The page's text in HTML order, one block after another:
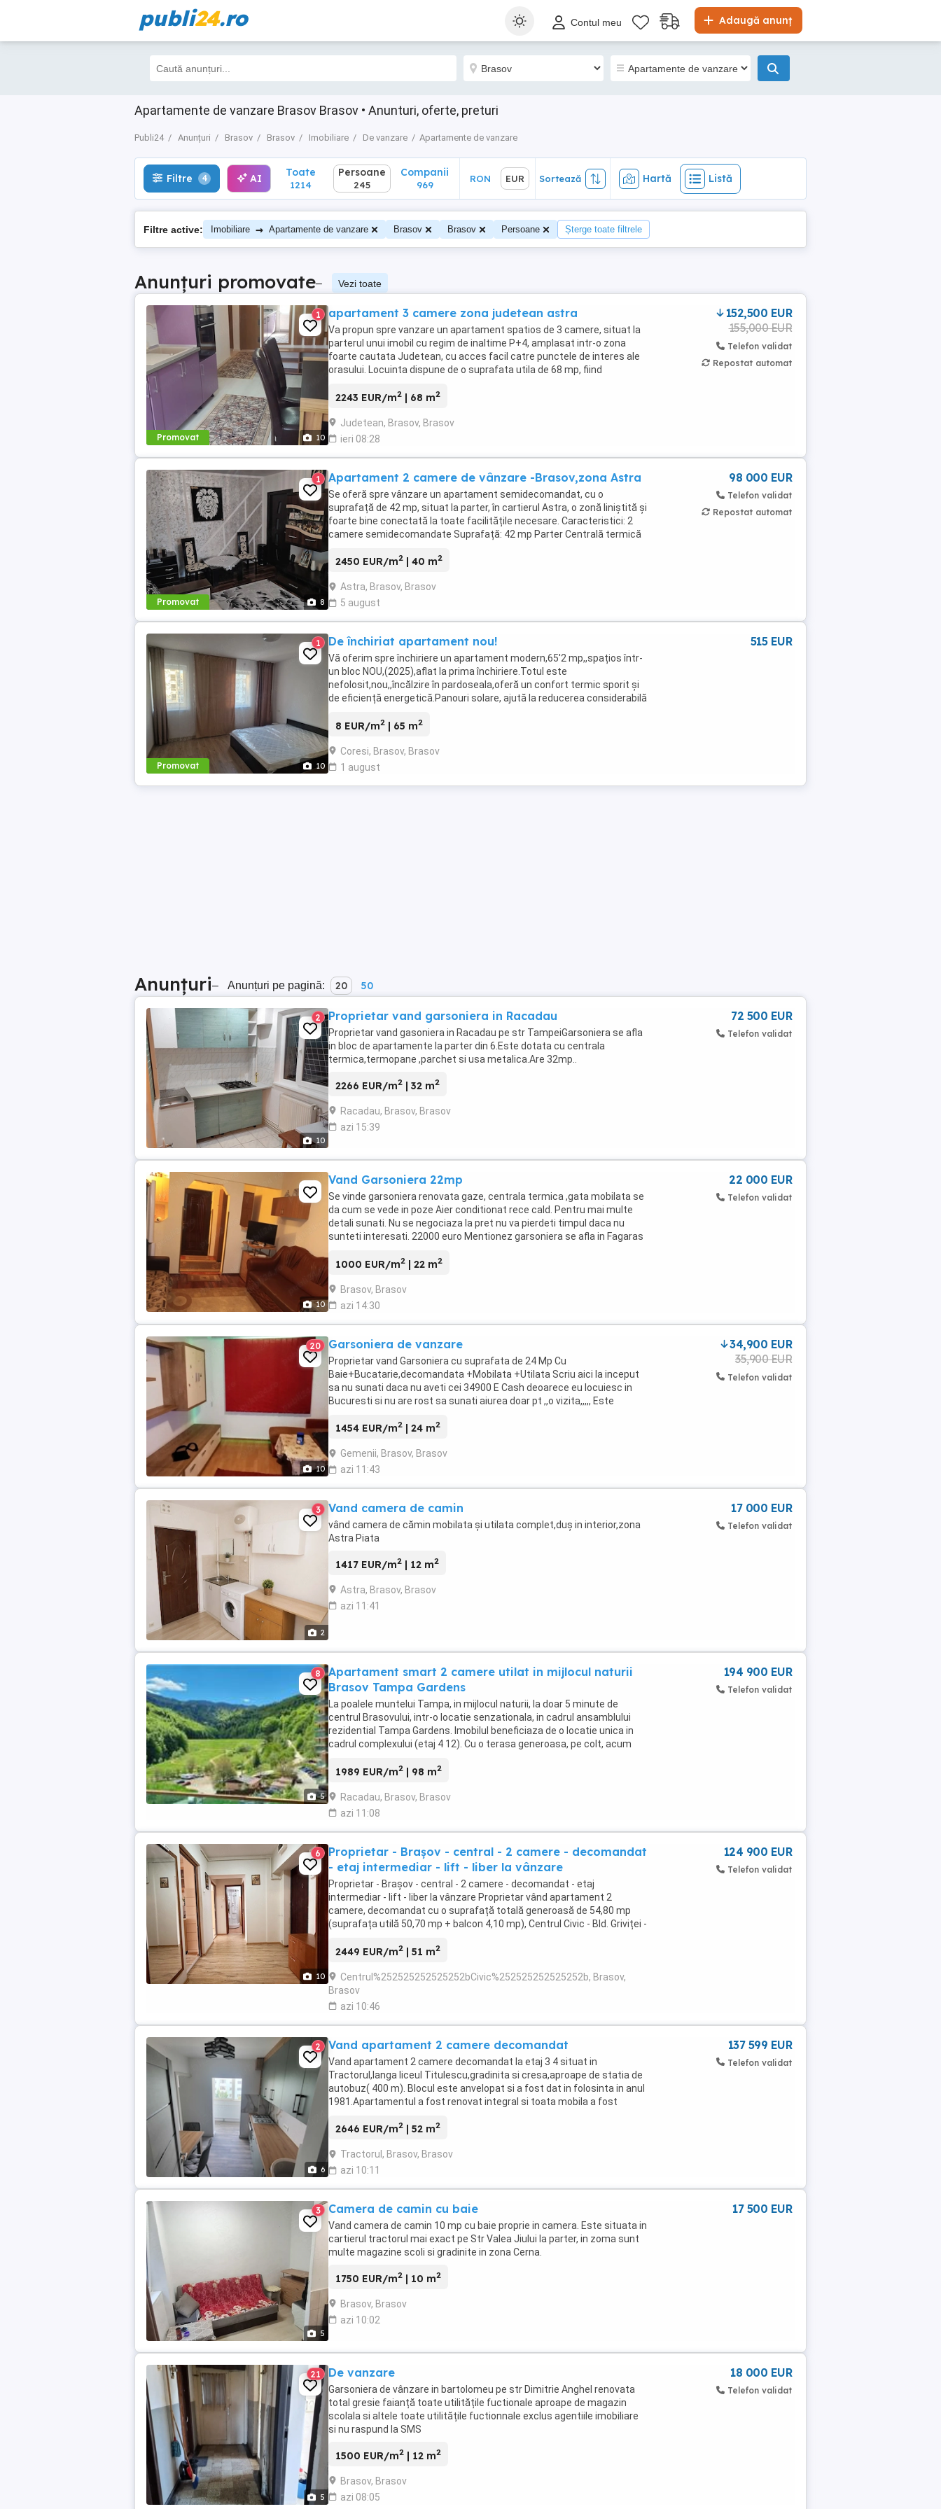
publi24.ro Adaugă anunț
Contul meu
Apartamente de vanzare Brasov Brasov • Anunturi, oferte, preturi
Publi24 Anunțuri Brasov Brasov Imobiliare De vanzare Apartamente de vanzare
Filtre 4 AI EUR Sortează Hartă Listă
Filtre 4 AI Toate
1214
Persoane
245
Companii
969
RON EUR Sortează Hartă Listă
Filtre active: Imobiliare → Apartamente de vanzare Brasov Brasov Persoane Șterge toate filtrele
Anunțuri promovate– Vezi toate
Promovat 10
1 apartament 3 camere zona judetean astra
Va propun spre vanzare un apartament spatios de 3 camere, situat la
parterul unui imobil cu regim de inaltime P+4, amplasat intr-o zona
foarte cautata Judetean, cu acces facil catre punctele de interes ale
orasului. Locuinta dispune de o suprafata utila de 68 mp, fiind
2243 EUR/m2 | 68 m2
Judetean, Brasov, Brasov
ieri 08:28
152,500 EUR
155,000 EUR
Telefon validat
Repostat automat
Promovat 8
1 Apartament 2 camere de vânzare -Brasov,zona Astra
Se oferă spre vânzare un apartament semidecomandat, cu o
suprafață de 42 mp, situat la parter, în cartierul Astra, o zonă liniștită și
foarte bine conectată la toate facilitățile necesare. Caracteristici: 2
camere semidecomandate Suprafață: 42 mp Parter Centrală termică
2450 EUR/m2 | 40 m2
Astra, Brasov, Brasov
5 august
98 000 EUR
Telefon validat
Repostat automat
Promovat 10
1 De închiriat apartament nou!
Vă oferim spre închiriere un apartament modern,65'2 mp,,spațios într-
un bloc NOU,(2025),aflat la prima închiriere.Totul este
nefolosit,nou,,încălzire în pardoseala,oferă un confort termic sporit și
de eficiență energetică.Panouri solare, ajută la reducerea considerabilă
8 EUR/m2 | 65 m2
Coresi, Brasov, Brasov
1 august
515 EUR
Anunțuri– Anunțuri pe pagină: 20 50
10
2 Proprietar vand garsoniera in Racadau
Proprietar vand gasoniera in Racadau pe str TampeiGarsoniera se afla
in bloc de apartamente la parter din 6.Este dotata cu centrala
termica,termopane ,parchet si usa metalica.Are 32mp..
2266 EUR/m2 | 32 m2
Racadau, Brasov, Brasov
azi 15:39
72 500 EUR
Telefon validat
10
Vand Garsoniera 22mp
Se vinde garsoniera renovata gaze, centrala termica ,gata mobilata se
da cum se vede in poze Aier conditionat rece cald. Pentru mai multe
detali sunati. Nu se negociaza la pret nu va pierdeti timpul daca nu
sunteti interesati. 22000 euro Mentionez garsoniera se afla in Fagaras
1000 EUR/m2 | 22 m2
Brasov, Brasov
azi 14:30
22 000 EUR
Telefon validat
10
20 Garsoniera de vanzare
Proprietar vand Garsoniera cu suprafata de 24 Mp Cu
Baie+Bucatarie,decomandata +Mobilata +Utilata Scriu aici la inceput
sa nu sunati daca nu aveti cei 34900 E Cash deoarece eu locuiesc in
Bucuresti si nu are rost sa sunati aiurea doar pt ,,o vizita,,,,, Este
1454 EUR/m2 | 24 m2
Gemenii, Brasov, Brasov
azi 11:43
34,900 EUR
35,900 EUR
Telefon validat
2
3 Vand camera de camin
vând camera de cămin mobilata și utilata complet,duș in interior,zona
Astra Piata
1417 EUR/m2 | 12 m2
Astra, Brasov, Brasov
azi 11:41
17 000 EUR
Telefon validat
5
8
Apartament smart 2 camere utilat in mijlocul naturii
Brasov Tampa Gardens
La poalele muntelui Tampa, in mijlocul naturii, la doar 5 minute de
centrul Brasovului, intr-o locatie senzationala, in cadrul ansamblului
rezidential Tampa Gardens. Imobilul beneficiaza de o locatie unica in
cadrul complexului (etaj 4 12). Cu o terasa generoasa, pe colt, acum
1989 EUR/m2 | 98 m2
Racadau, Brasov, Brasov
azi 11:08
194 900 EUR
Telefon validat
10
6
Proprietar - Brașov - central - 2 camere - decomandat
- etaj intermediar - lift - liber la vânzare
Proprietar - Brașov - central - 2 camere - decomandat - etaj
intermediar - lift - liber la vânzare Proprietar vând apartament 2
camere, decomandat cu o suprafață totală generoasă de 54,80 mp
(suprafața utilă 50,70 mp + balcon 4,10 mp), Centrul Civic - Bld. Griviței -
2449 EUR/m2 | 51 m2
Centrul%252525252525252bCivic%252525252525252b, Brasov,
Brasov
azi 10:46
124 900 EUR
Telefon validat
6
2 Vand apartament 2 camere decomandat
Vand apartament 2 camere decomandat la etaj 3 4 situat in
Tractorul,langa liceul Titulescu,gradinita si cresa,aproape de statia de
autobuz( 400 m). Blocul este anvelopat si a fost dat in folosinta in anul
1981.Apartamentul a fost renovat integral si toata mobila a fost
2646 EUR/m2 | 52 m2
Tractorul, Brasov, Brasov
azi 10:11
137 599 EUR
Telefon validat
5
3 Camera de camin cu baie
Vand camera de camin 10 mp cu baie proprie in camera. Este situata in
cartierul tractorul mai exact pe Str Valea Jiului la parter, in zoma sunt
multe magazine scoli si gradinite in zona Cerna.
1750 EUR/m2 | 10 m2
Brasov, Brasov
azi 10:02
17 500 EUR
5
21 De vanzare
Garsoniera de vânzare in bartolomeu pe str Dimitrie Anghel renovata
total gresie faianță toate utilitățile fuctionale aproape de magazin
scolala si altele toate utilitățile fuctionnale exclus agentiile imobiliare
si nu raspund la SMS
1500 EUR/m2 | 12 m2
Brasov, Brasov
azi 08:05
18 000 EUR
Telefon validat